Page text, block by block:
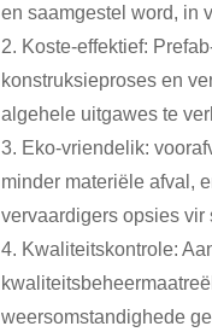
en saamgestel word, in
2. Koste-effektief:
konstruksieproses en
algehele uitgawes te
3. Eko-vriendelik:
minder materiële afval,
vervaardigers opsies
4. Kwaliteitskontrole:
weersomstandighede